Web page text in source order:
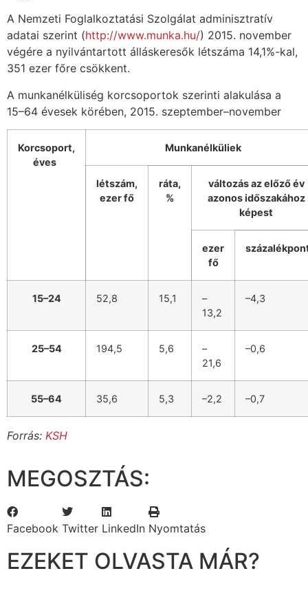
A Nemzeti Foglalkoztatási Szolgálat adminisztratív
adatai szerint (http://www.munka.hu/) 2015. november
végére a nyilvántartott álláskeresők létszáma 14,1%-kal,
351 ezer főre csökkent.
A munkanélküliség korcsoportok szerinti alakulása a
15–64 évesek körében, 2015. szeptember–november
Korcsoport,
éves
Munkanélküliek
létszám,
ezer fő
ráta,
%
változás az előző év
azonos időszakához
képest
ezer
fő
15–24 52,8 15,1
–
13,2
–4,3
25–54 194,5 5,6
–
21,6
–0,6
55–64 35,6 5,3 –2,2 –0,7
Forrás: KSH
MEGOSZTÁS:
Facebook Twitter LinkedIn Nyomtatás
EZEKET OLVASTA MÁR?